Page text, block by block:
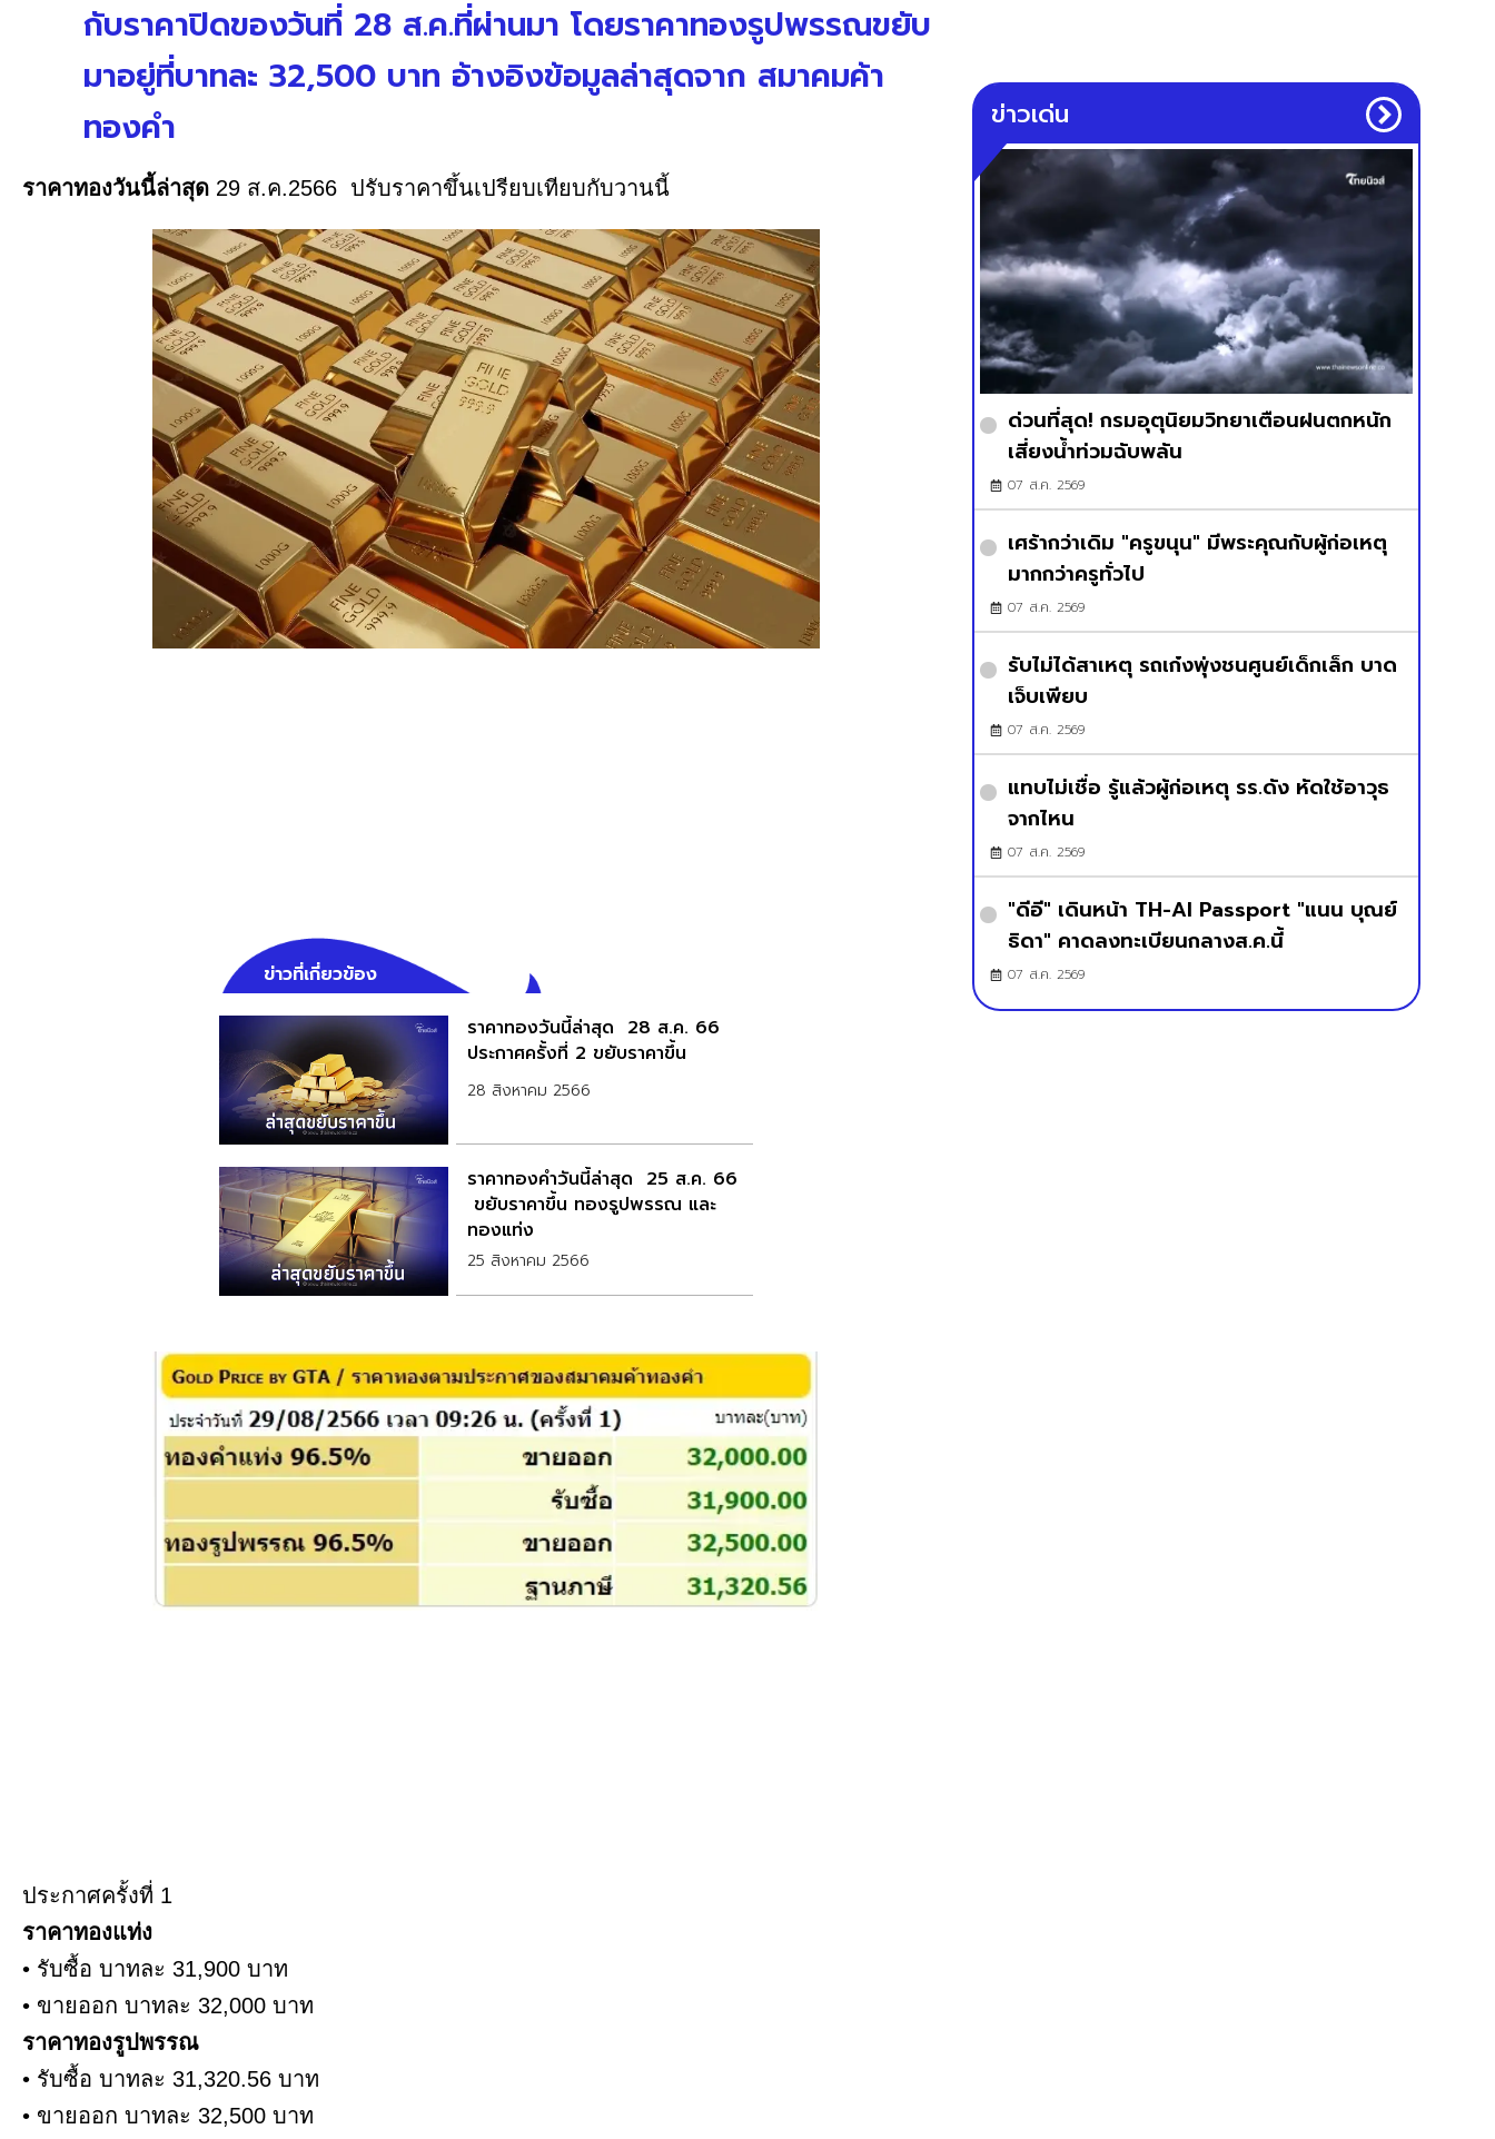
กับราคาปิดของวันที่ 28 ส.ค.ที่ผ่านมา โดยราคาทองรูปพรรณขยับ
มาอยู่ที่บาทละ 32,500 บาท อ้างอิงข้อมูลล่าสุดจาก สมาคมค้า
ทองคำ
ราคาทองวันนี้ล่าสุด 29 ส.ค.2566 ปรับราคาขึ้นเปรียบเทียบกับวานนี้
ข่าวที่เกี่ยวข้อง
ราคาทองวันนี้ล่าสุด 28 ส.ค. 66
ประกาศครั้งที่ 2 ขยับราคาขึ้น
28 สิงหาคม 2566
ราคาทองคำวันนี้ล่าสุด 25 ส.ค. 66
ขยับราคาขึ้น ทองรูปพรรณ และ
ทองแท่ง
25 สิงหาคม 2566
ประกาศครั้งที่ 1
ราคาทองแท่ง
• รับซื้อ บาทละ 31,900 บาท
• ขายออก บาทละ 32,000 บาท
ราคาทองรูปพรรณ
• รับซื้อ บาทละ 31,320.56 บาท
• ขายออก บาทละ 32,500 บาท
ข่าวเด่น
ด่วนที่สุด! กรมอุตุนิยมวิทยาเตือนฝนตกหนัก
เสี่ยงน้ำท่วมฉับพลัน
07 ส.ค. 2569
เศร้ากว่าเดิม "ครูขนุน" มีพระคุณกับผู้ก่อเหตุ
มากกว่าครูทั่วไป
07 ส.ค. 2569
รับไม่ได้สาเหตุ รถเก๋งพุ่งชนศูนย์เด็กเล็ก บาด
เจ็บเพียบ
07 ส.ค. 2569
แทบไม่เชื่อ รู้แล้วผู้ก่อเหตุ รร.ดัง หัดใช้อาวุธ
จากไหน
07 ส.ค. 2569
"ดีอี" เดินหน้า TH-AI Passport "แนน บุณย์
ธิดา" คาดลงทะเบียนกลางส.ค.นี้
07 ส.ค. 2569